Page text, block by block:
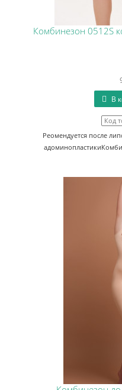
Комбинезон 0512S
В
Код
Реомендуется после